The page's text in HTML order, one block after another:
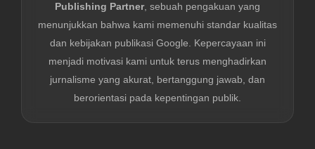
Publishing Partner, sebuah pengakuan yang
menunjukkan bahwa kami memenuhi standar kualitas
dan kebijakan publikasi Google. Kepercayaan ini
menjadi motivasi kami untuk terus menghadirkan
jurnalisme yang akurat, bertanggung jawab, dan
berorientasi pada kepentingan publik.